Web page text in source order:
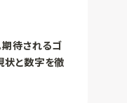
待されるゴ
状と数字を徹